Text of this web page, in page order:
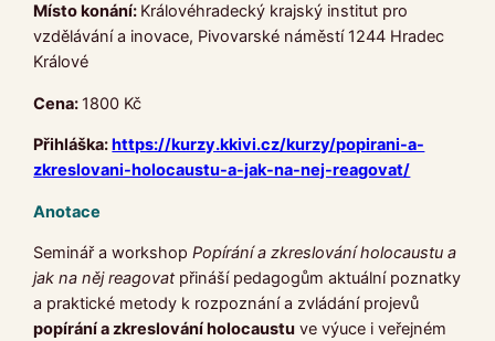
Místo konání: Královéhradecký krajský institut pro
vzdělávání a inovace, Pivovarské náměstí 1244 Hradec
Králové
Cena:1800 Kč
Přihláška: https://kurzy.kkivi.cz/kurzy/popirani-a-
zkreslovani-holocaustu-a-jak-na-nej-reagovat/
Anotace
Seminář a workshopPopírání a zkreslování holocaustu a
jak na něj reagovatpřináší pedagogům aktuální poznatky
a praktické metody k rozpoznání a zvládání projevů
popírání a zkreslování holocaustu ve výuce i veřejném